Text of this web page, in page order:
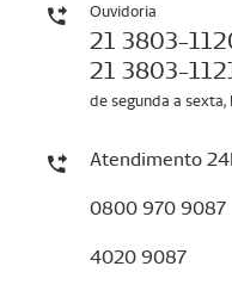
Ouvidoria
21 3803-
21 3803-
de segunda a
Atendimento
0800 970 9087
4020 9087